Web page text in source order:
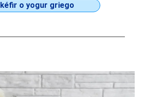
kéfir o yogur griego